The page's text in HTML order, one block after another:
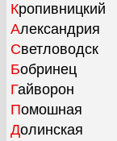
Кропивницкий
Александрия
Светловодск
Бобринец
Гайворон
Помошная
Долинская